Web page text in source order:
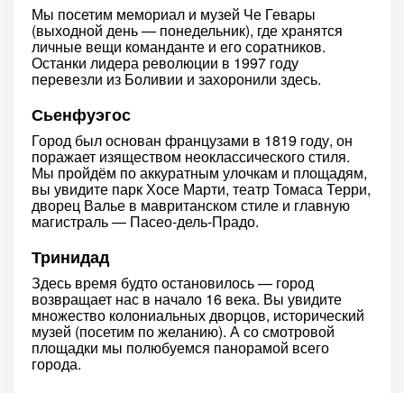
Мы посетим мемориал и музей Че Гевары
(выходной день — понедельник), где хранятся
личные вещи команданте и его соратников.
Останки лидера революции в 1997 году
перевезли из Боливии и захоронили здесь.
Сьенфуэгос
Город был основан французами в 1819 году, он
поражает изяществом неоклассического стиля.
Мы пройдём по аккуратным улочкам и площадям,
вы увидите парк Хосе Марти, театр Томаса Терри,
дворец Валье в мавританском стиле и главную
магистраль — Пасео-дель-Прадо.
Тринидад
Здесь время будто остановилось — город
возвращает нас в начало 16 века. Вы увидите
множество колониальных дворцов, исторический
музей (посетим по желанию). А со смотровой
площадки мы полюбуемся панорамой всего
города.